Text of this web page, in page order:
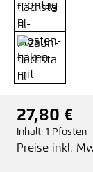
Regulärer Preis:
27,80 €
Inhalt: 1 Pfosten
Preise inkl.